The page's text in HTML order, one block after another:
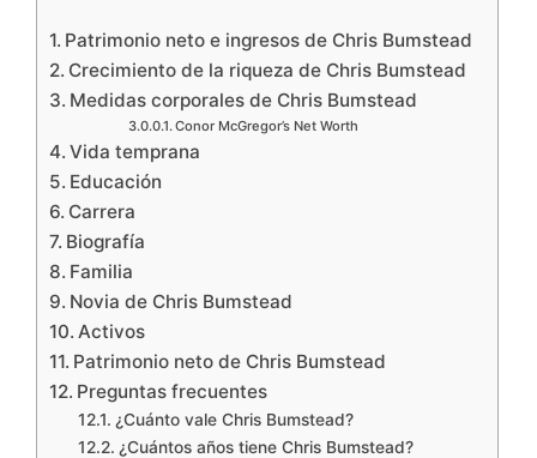
Patrimonio neto e ingresos de Chris Bumstead
Crecimiento de la riqueza de Chris Bumstead
Medidas corporales de Chris Bumstead
Conor McGregor’s Net Worth
Vida temprana
Educación
Carrera
Biografía
Familia
Novia de Chris Bumstead
Activos
Patrimonio neto de Chris Bumstead
Preguntas frecuentes
¿Cuánto vale Chris Bumstead?
¿Cuántos años tiene Chris Bumstead?